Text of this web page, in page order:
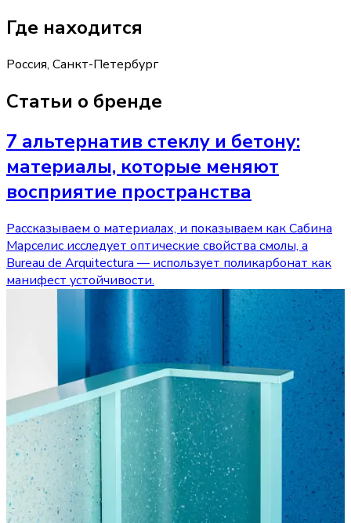
Где находится
Россия, Санкт-Петербург
Статьи о бренде
7 альтернатив стеклу и бетону:
материалы, которые меняют
восприятие пространства
Рассказываем о материалах, и показываем как Сабина
Марселис исследует оптические свойства смолы, а
Bureau de Arquitectura — использует поликарбонат как
манифест устойчивости.